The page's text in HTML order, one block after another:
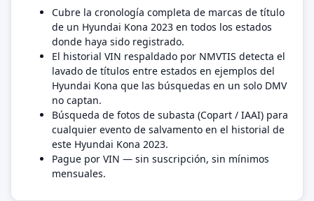
Cubre la cronología completa de marcas de título
de un Hyundai Kona 2023 en todos los estados
donde haya sido registrado.
El historial VIN respaldado por NMVTIS detecta el
lavado de títulos entre estados en ejemplos del
Hyundai Kona que las búsquedas en un solo DMV
no captan.
Búsqueda de fotos de subasta (Copart / IAAI) para
cualquier evento de salvamento en el historial de
este Hyundai Kona 2023.
Pague por VIN — sin suscripción, sin mínimos
mensuales.